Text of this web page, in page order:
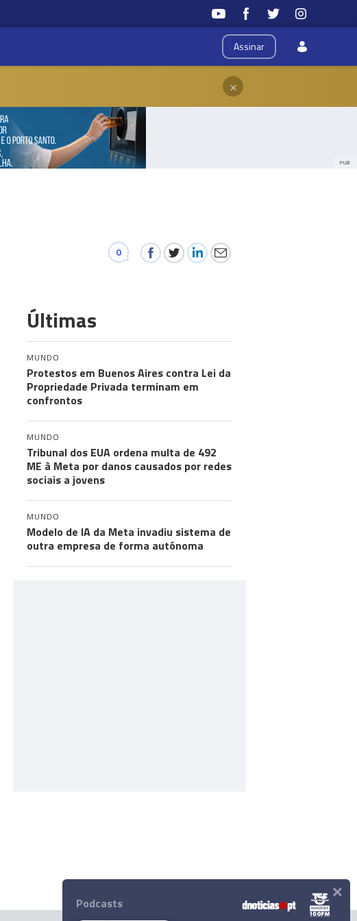
Assinar
×
PUB
0
Últimas
MUNDO
Protestos em Buenos Aires contra Lei da
Propriedade Privada terminam em
confrontos
MUNDO
Tribunal dos EUA ordena multa de 492
ME à Meta por danos causados por redes
sociais a jovens
MUNDO
Modelo de IA da Meta invadiu sistema de
outra empresa de forma autónoma
Podcasts ×